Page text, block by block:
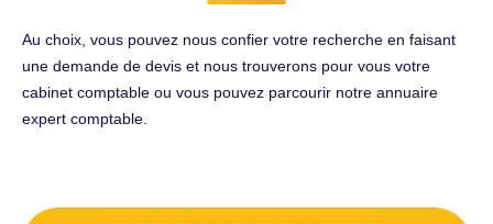
Au choix, vous pouvez nous confier votre recherche en faisant
une demande de devis et nous trouverons pour vous votre
cabinet comptable ou vous pouvez parcourir notre annuaire
expert comptable.